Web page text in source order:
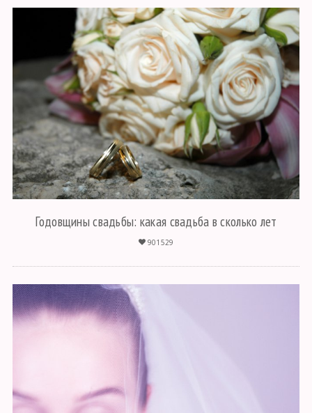
Годовщины свадьбы: какая свадьба в сколько лет
901529